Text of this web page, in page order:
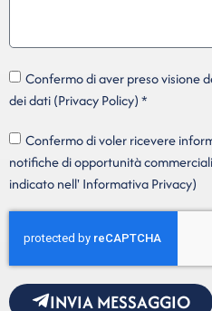
Confermo di aver preso visione
dei dati (Privacy Policy) *
Confermo di voler ricevere
notifiche di opportunità
indicato nell' Informativa Privacy)
INVIA MESSAGGIO